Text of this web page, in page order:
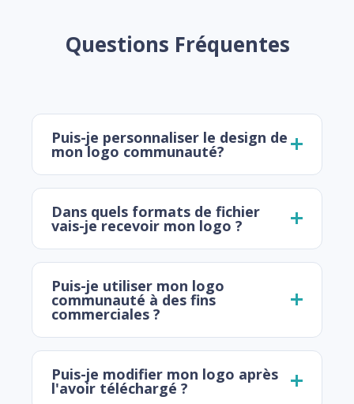
Questions Fréquentes
Puis-je personnaliser le design de
mon logo communauté?
Dans quels formats de fichier
vais-je recevoir mon logo ?
Puis-je utiliser mon logo
communauté à des fins
commerciales ?
Puis-je modifier mon logo après
l'avoir téléchargé ?